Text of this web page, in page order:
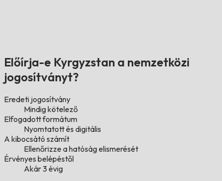
Előírja-e Kyrgyzstan a nemzetközi
jogosítványt?
Eredeti jogosítvány
Mindig kötelező
Elfogadott formátum
Nyomtatott és digitális
A kibocsátó számít
Ellenőrizze a hatóság elismerését
Érvényes belépéstől
Akár 3 évig